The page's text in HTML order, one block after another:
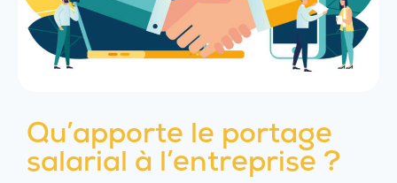
Qu’apporte le portage
salarial à l’entreprise ?